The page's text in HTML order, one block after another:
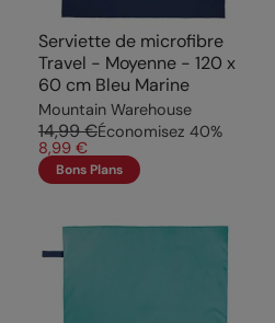
Serviette de microfibre
Travel - Moyenne - 120 x
60 cm Bleu Marine
Mountain Warehouse
14,99 €Économisez 40%
8,99 €
Bons Plans